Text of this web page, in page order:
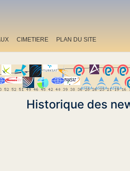
CIMETIERE PLAN DU SITE
Historique des